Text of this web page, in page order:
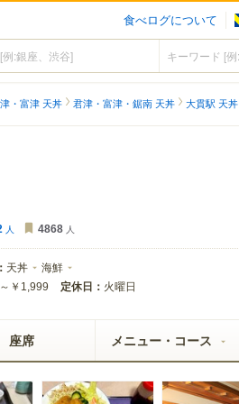
食べログについて
・富津 天丼 君津・富津・鋸南 天丼 大貫駅 天丼
人 4868 人
天丼 海鮮
￥1,999 定休日： 火曜日
座席 メニュー・コース